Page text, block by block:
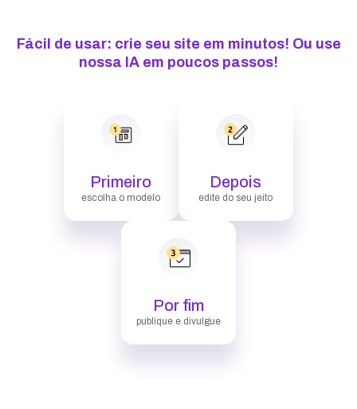
Fácil de usar: crie seu site em minutos! Ou use
nossa IA em poucos passos!
Primeiro
escolha o modelo
Depois
edite do seu jeito
Por fim
publique e divulgue